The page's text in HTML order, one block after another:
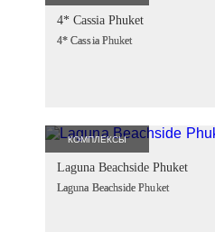
4* Cassia Phuket
4* Cassia Phuket
КОМПЛЕКСЫ
Laguna Beachside Phuket
Laguna Beachside Phuket